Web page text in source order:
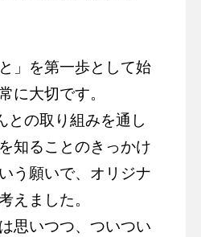
」を第一歩として始
に大切です。
との取り組みを通し
知ることのきっかけ
う願いで、オリジナ
えました。
思いつつ、ついつい